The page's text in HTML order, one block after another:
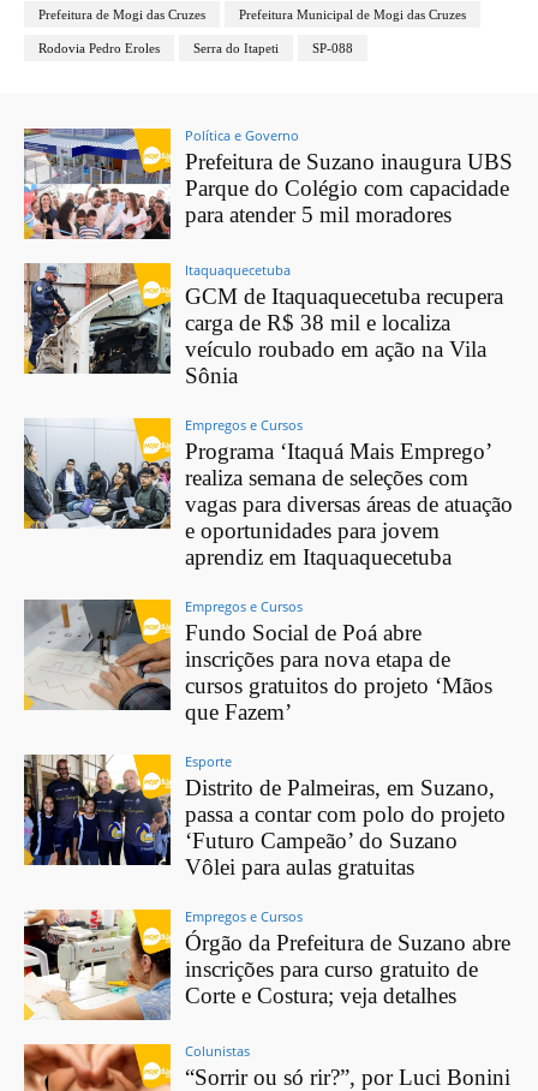
Prefeitura de Mogi das Cruzes Prefeitura Municipal de Mogi das Cruzes
Rodovia Pedro Eroles Serra do Itapeti SP-088
Política e Governo
Prefeitura de Suzano inaugura UBS
Parque do Colégio com capacidade
para atender 5 mil moradores
Itaquaquecetuba
GCM de Itaquaquecetuba recupera
carga de R$ 38 mil e localiza
veículo roubado em ação na Vila
Sônia
Empregos e Cursos
Programa ‘Itaquá Mais Emprego’
realiza semana de seleções com
vagas para diversas áreas de atuação
e oportunidades para jovem
aprendiz em Itaquaquecetuba
Empregos e Cursos
Fundo Social de Poá abre
inscrições para nova etapa de
cursos gratuitos do projeto ‘Mãos
que Fazem’
Esporte
Distrito de Palmeiras, em Suzano,
passa a contar com polo do projeto
‘Futuro Campeão’ do Suzano
Vôlei para aulas gratuitas
Empregos e Cursos
Órgão da Prefeitura de Suzano abre
inscrições para curso gratuito de
Corte e Costura; veja detalhes
Colunistas
“Sorrir ou só rir?”, por Luci Bonini